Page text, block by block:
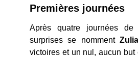
Premières journées
Après quatre journées de
surprises se nomment Zulia
victoires et un nul, aucun